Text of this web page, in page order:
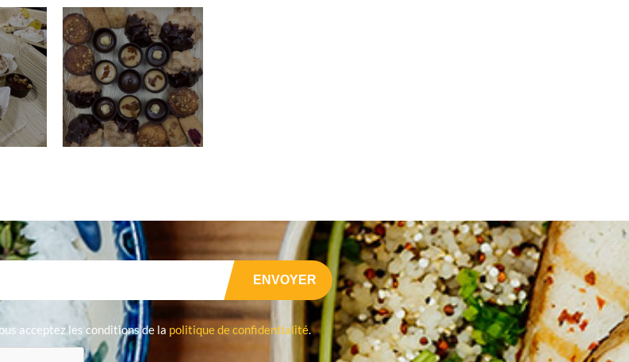
acceptez les conditions de la politique de confidentialité.